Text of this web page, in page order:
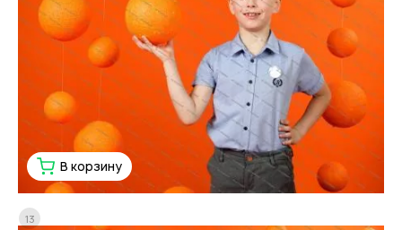
В корзину
13